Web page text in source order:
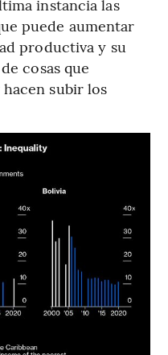
instancia las
puede aumentar
productiva y su
cosas que
subir los